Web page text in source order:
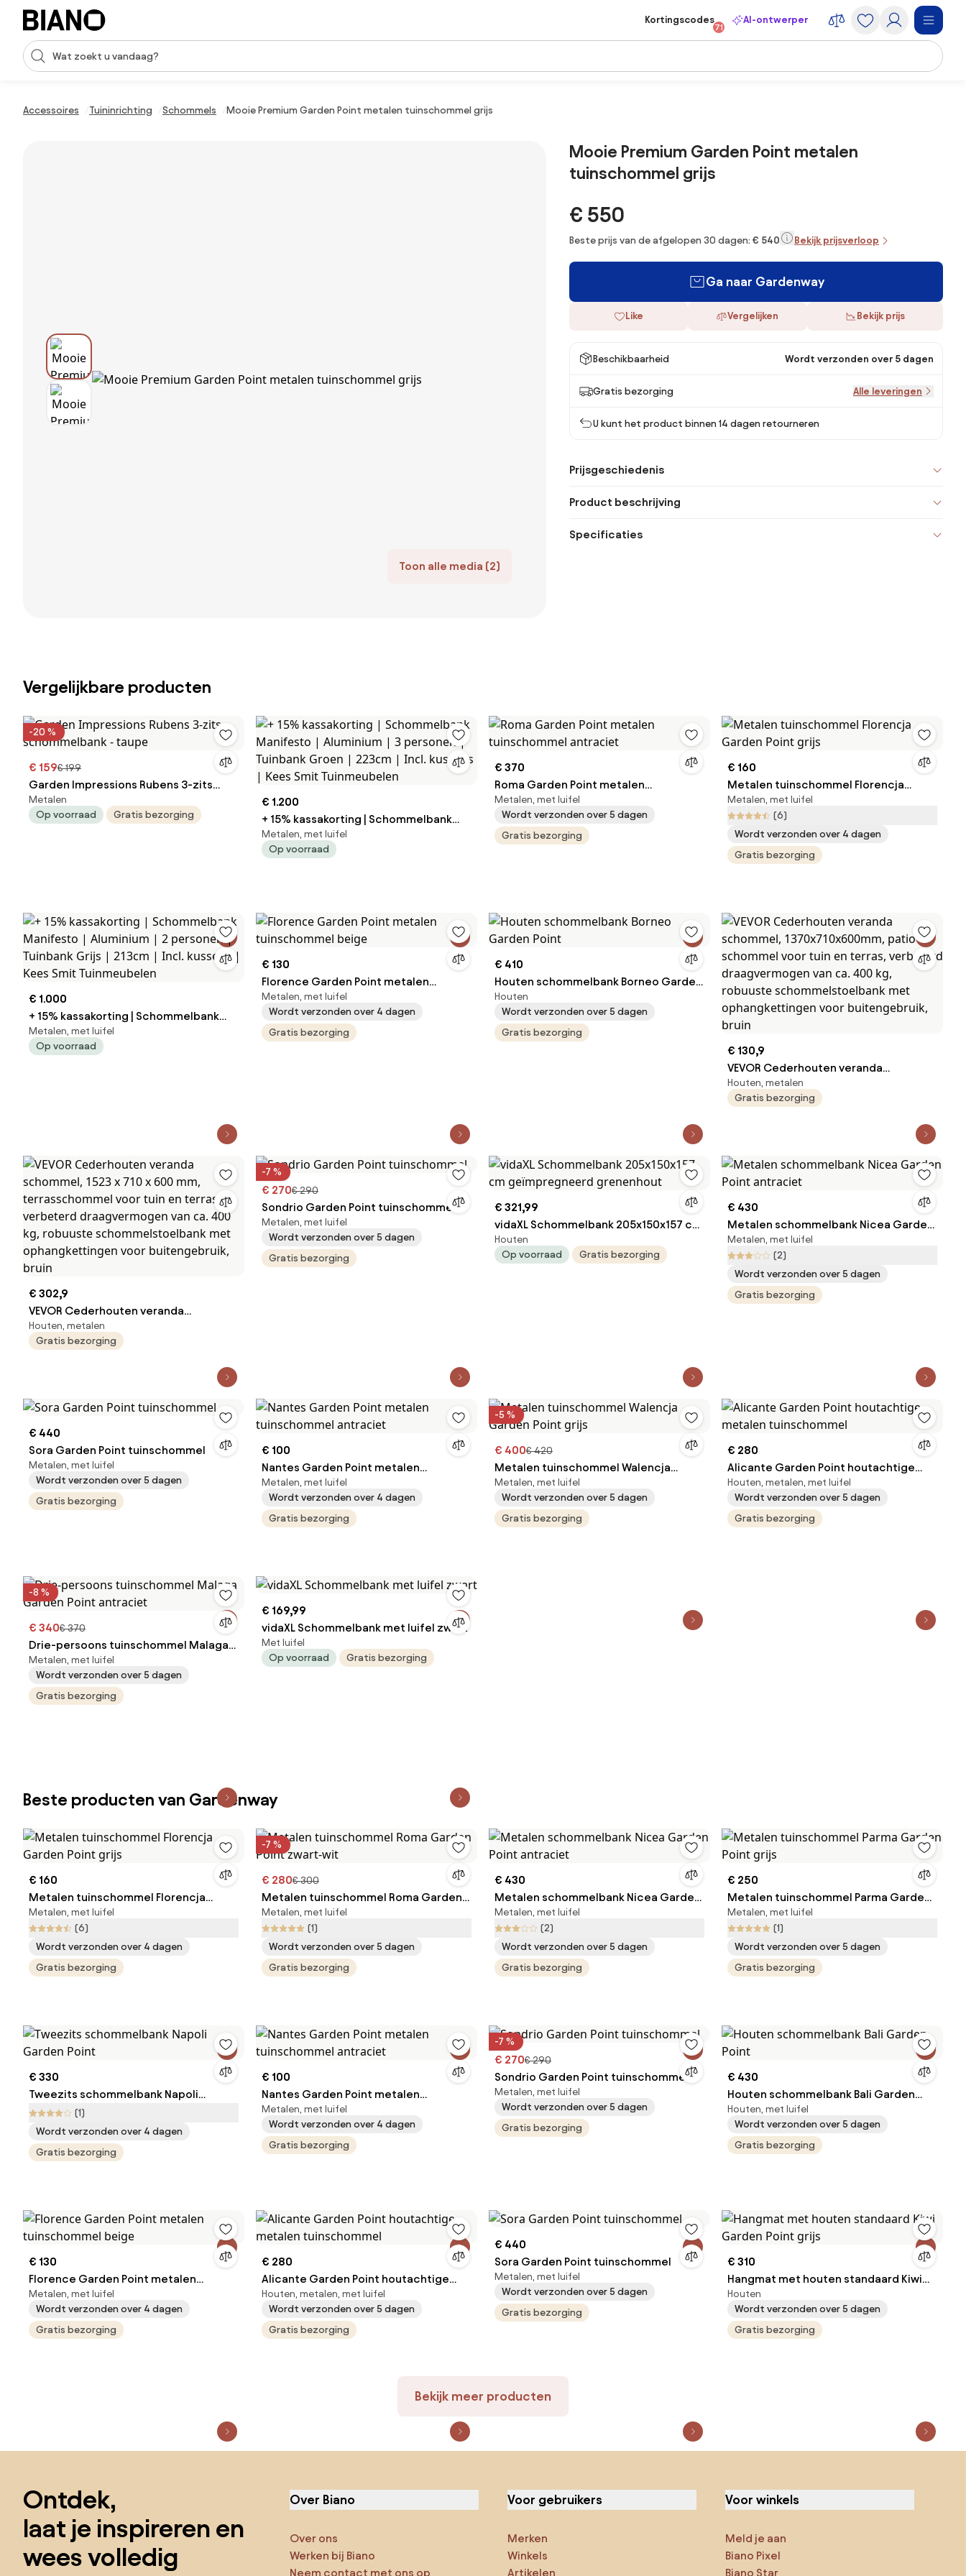
Navigatie overslaan, naar inhoud springen
Zoekopdracht invoeren
Kortingscodes
71
AI-ontwerper
Accessoires Tuininrichting Schommels Mooie Premium Garden Point metalen tuinschommel grijs
Toon alle media (2)
Mooie Premium Garden Point metalen
tuinschommel grijs
€ 550
Beste prijs van de afgelopen 30 dagen: € 540 Bekijk prijsverloop
Ga naar Gardenway
Like Vergelijken Bekijk prijs
Beschikbaarheid Wordt verzonden over 5 dagen
Gratis bezorging Alle leveringen
U kunt het product binnen 14 dagen retourneren
Prijsgeschiedenis
Product beschrijving
Specificaties
Vergelijkbare producten
-20 %
€ 159€ 199
Garden Impressions Rubens 3-zits
schommelbank - taupe
Metalen
Op voorraad
Gratis bezorging
€ 1.200
+ 15% kassakorting | Schommelbank
Manifesto | Aluminium | 3 personen |
Tuinbank Groen | 223cm | Incl. kussens |
Metalen, met luifel
Op voorraad
€ 370
Roma Garden Point metalen
tuinschommel antraciet
Metalen, met luifel
Wordt verzonden over 5 dagen
Gratis bezorging
€ 160
Metalen tuinschommel Florencja
Garden Point grijs
Metalen, met luifel
(6)
Wordt verzonden over 4 dagen
Gratis bezorging
€ 1.000
+ 15% kassakorting | Schommelbank
Manifesto | Aluminium | 2 personen |
Tuinbank Grijs | 213cm | Incl. kussens |
Metalen, met luifel
Op voorraad
€ 130
Florence Garden Point metalen
tuinschommel beige
Metalen, met luifel
Wordt verzonden over 4 dagen
Gratis bezorging
€ 410
Houten schommelbank Borneo Garden
Point
Houten
Wordt verzonden over 5 dagen
Gratis bezorging
€ 130,9
VEVOR Cederhouten veranda
schommel, 1370x710x600mm, patio
schommel voor tuin en terras,
kg, robuuste schommelstoelbank met
ophangkettingen voor buitengebruik,
bruin
Houten, metalen
Gratis bezorging
€ 302,9
VEVOR Cederhouten veranda
schommel, 1523 x 710 x 600 mm,
terrasschommel voor tuin en terras,
kg, robuuste schommelstoelbank met
ophangkettingen voor buitengebruik,
bruin
Houten, metalen
Gratis bezorging
-7 %
€ 270€ 290
Sondrio Garden Point tuinschommel
Metalen, met luifel
Wordt verzonden over 5 dagen
Gratis bezorging
€ 321,99
vidaXL Schommelbank 205x150x157 cm
geïmpregneerd grenenhout
Houten
Op voorraad
Gratis bezorging
€ 430
Metalen schommelbank Nicea Garden
Point antraciet
Metalen, met luifel
(2)
Wordt verzonden over 5 dagen
Gratis bezorging
€ 440
Sora Garden Point tuinschommel
Metalen, met luifel
Wordt verzonden over 5 dagen
Gratis bezorging
€ 100
Nantes Garden Point metalen
tuinschommel antraciet
Metalen, met luifel
Wordt verzonden over 4 dagen
Gratis bezorging
-5 %
€ 400€ 420
Metalen tuinschommel Walencja
Garden Point grijs
Metalen, met luifel
Wordt verzonden over 5 dagen
Gratis bezorging
€ 280
Alicante Garden Point houtachtige
metalen tuinschommel
Houten, metalen, met luifel
Wordt verzonden over 5 dagen
Gratis bezorging
-8 %
€ 340€ 370
Drie-persoons tuinschommel Malaga
Garden Point antraciet
Metalen, met luifel
Wordt verzonden over 5 dagen
Gratis bezorging
€ 169,99
vidaXL Schommelbank met luifel zwart
Met luifel
Op voorraad
Gratis bezorging
Beste producten van Gardenway
€ 160
Metalen tuinschommel Florencja
Garden Point grijs
Metalen, met luifel
(6)
Wordt verzonden over 4 dagen
Gratis bezorging
-7 %
€ 280€ 300
Metalen tuinschommel Roma Garden
Point zwart-wit
Metalen, met luifel
(1)
Wordt verzonden over 5 dagen
Gratis bezorging
€ 430
Metalen schommelbank Nicea Garden
Point antraciet
Metalen, met luifel
(2)
Wordt verzonden over 5 dagen
Gratis bezorging
€ 250
Metalen tuinschommel Parma Garden
Point grijs
Metalen, met luifel
(1)
Wordt verzonden over 5 dagen
Gratis bezorging
€ 330
Tweezits schommelbank Napoli
Garden Point
(1)
Wordt verzonden over 4 dagen
Gratis bezorging
€ 100
Nantes Garden Point metalen
tuinschommel antraciet
Metalen, met luifel
Wordt verzonden over 4 dagen
Gratis bezorging
-7 %
€ 270€ 290
Sondrio Garden Point tuinschommel
Metalen, met luifel
Wordt verzonden over 5 dagen
Gratis bezorging
€ 430
Houten schommelbank Bali Garden
Point
Houten, met luifel
Wordt verzonden over 5 dagen
Gratis bezorging
€ 130
Florence Garden Point metalen
tuinschommel beige
Metalen, met luifel
Wordt verzonden over 4 dagen
Gratis bezorging
€ 280
Alicante Garden Point houtachtige
metalen tuinschommel
Houten, metalen, met luifel
Wordt verzonden over 5 dagen
Gratis bezorging
€ 440
Sora Garden Point tuinschommel
Metalen, met luifel
Wordt verzonden over 5 dagen
Gratis bezorging
€ 310
Hangmat met houten standaard Kiwi
Garden Point grijs
Houten
Wordt verzonden over 5 dagen
Gratis bezorging
Bekijk meer producten
Ontdek,
laat je inspireren en
wees volledig
Over Biano
Over ons
Werken bij Biano
Neem contact met ons op
Voor gebruikers
Merken
Winkels
Artikelen
Voor winkels
Meld je aan
Biano Pixel
Biano Star